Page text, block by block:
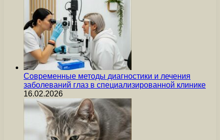
Современные методы диагностики и лечения
заболеваний глаз в специализированной клинике
16.02.2026